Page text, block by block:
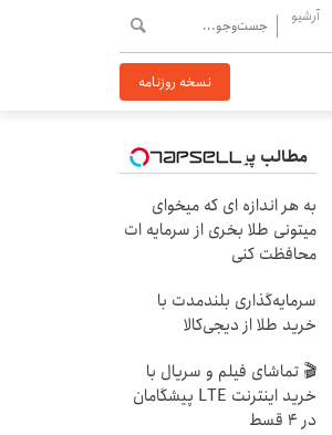
آرشیو
نسخه روزنامه
مطالب پیشنهادی
به هر اندازه ای که میخوای
میتونی طلا بخری از سرمایه ات
محافظت کنی
سرمایه‌گذاری بلندمدت با
خرید طلا از دیجی‌کالا
🎬 تماشای فیلم و سریال با
خرید اینترنت LTE پیشگامان
در 4 قسط